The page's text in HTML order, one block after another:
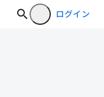
ログイン